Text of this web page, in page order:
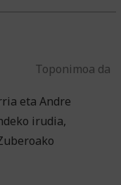
Toponimoa da
eta Andre
irudia,